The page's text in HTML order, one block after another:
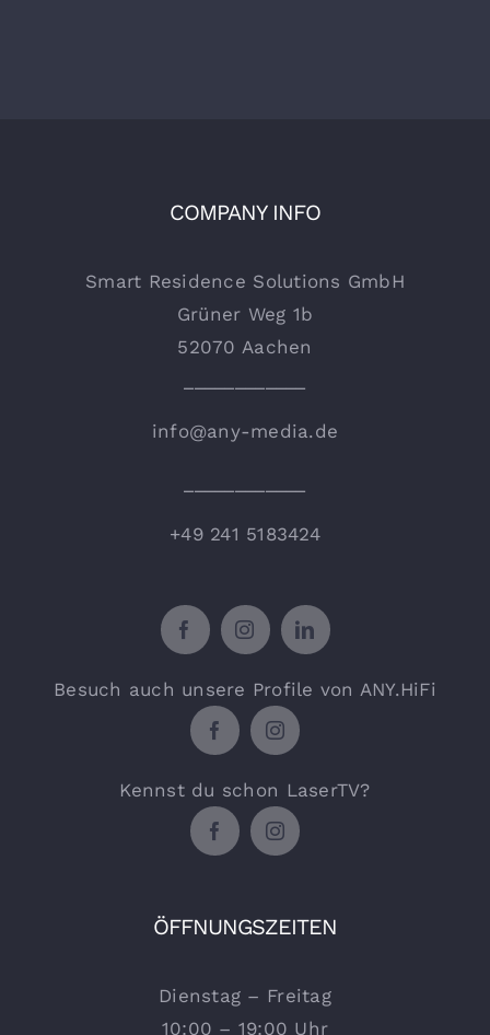
COMPANY INFO
Smart Residence Solutions GmbH
Grüner Weg 1b
52070 Aachen
info@any-media.de
+49 241 5183424
Besuch auch unsere Profile von ANY.HiFi
Kennst du schon LaserTV?
ÖFFNUNGSZEITEN
Dienstag – Freitag
10:00 – 19:00 Uhr